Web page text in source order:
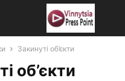
Закинуті об’єкти
об’єкти